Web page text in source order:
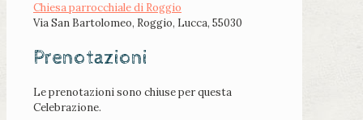
Chiesa parrocchiale di Roggio
Via San Bartolomeo, Roggio, Lucca, 55030
Prenotazioni
Le prenotazioni sono chiuse per questa
Celebrazione.